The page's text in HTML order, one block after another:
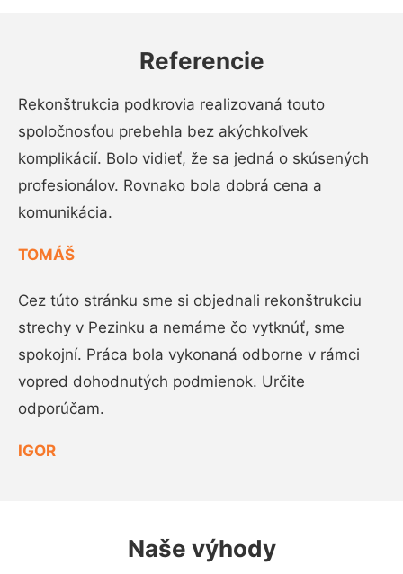
Referencie
Rekonštrukcia podkrovia realizovaná touto
spoločnosťou prebehla bez akýchkoľvek
komplikácií. Bolo vidieť, že sa jedná o skúsených
profesionálov. Rovnako bola dobrá cena a
komunikácia.
TOMÁŠ
Cez túto stránku sme si objednali rekonštrukciu
strechy v Pezinku a nemáme čo vytknúť, sme
spokojní. Práca bola vykonaná odborne v rámci
vopred dohodnutých podmienok. Určite
odporúčam.
IGOR
Naše výhody